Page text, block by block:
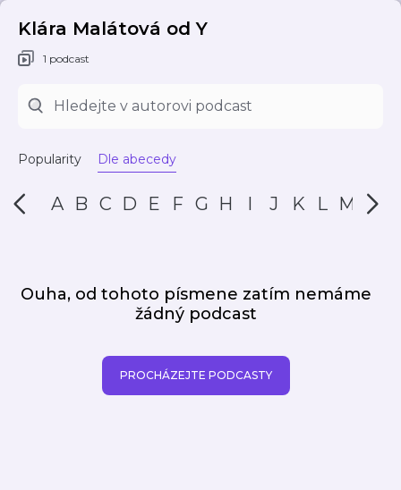
Klára Malátová od Y
1 podcast
Popularity Dle abecedy
A B C D E F G H I J K L M N
Ouha, od tohoto písmene zatím nemáme
žádný podcast
PROCHÁZEJTE PODCASTY